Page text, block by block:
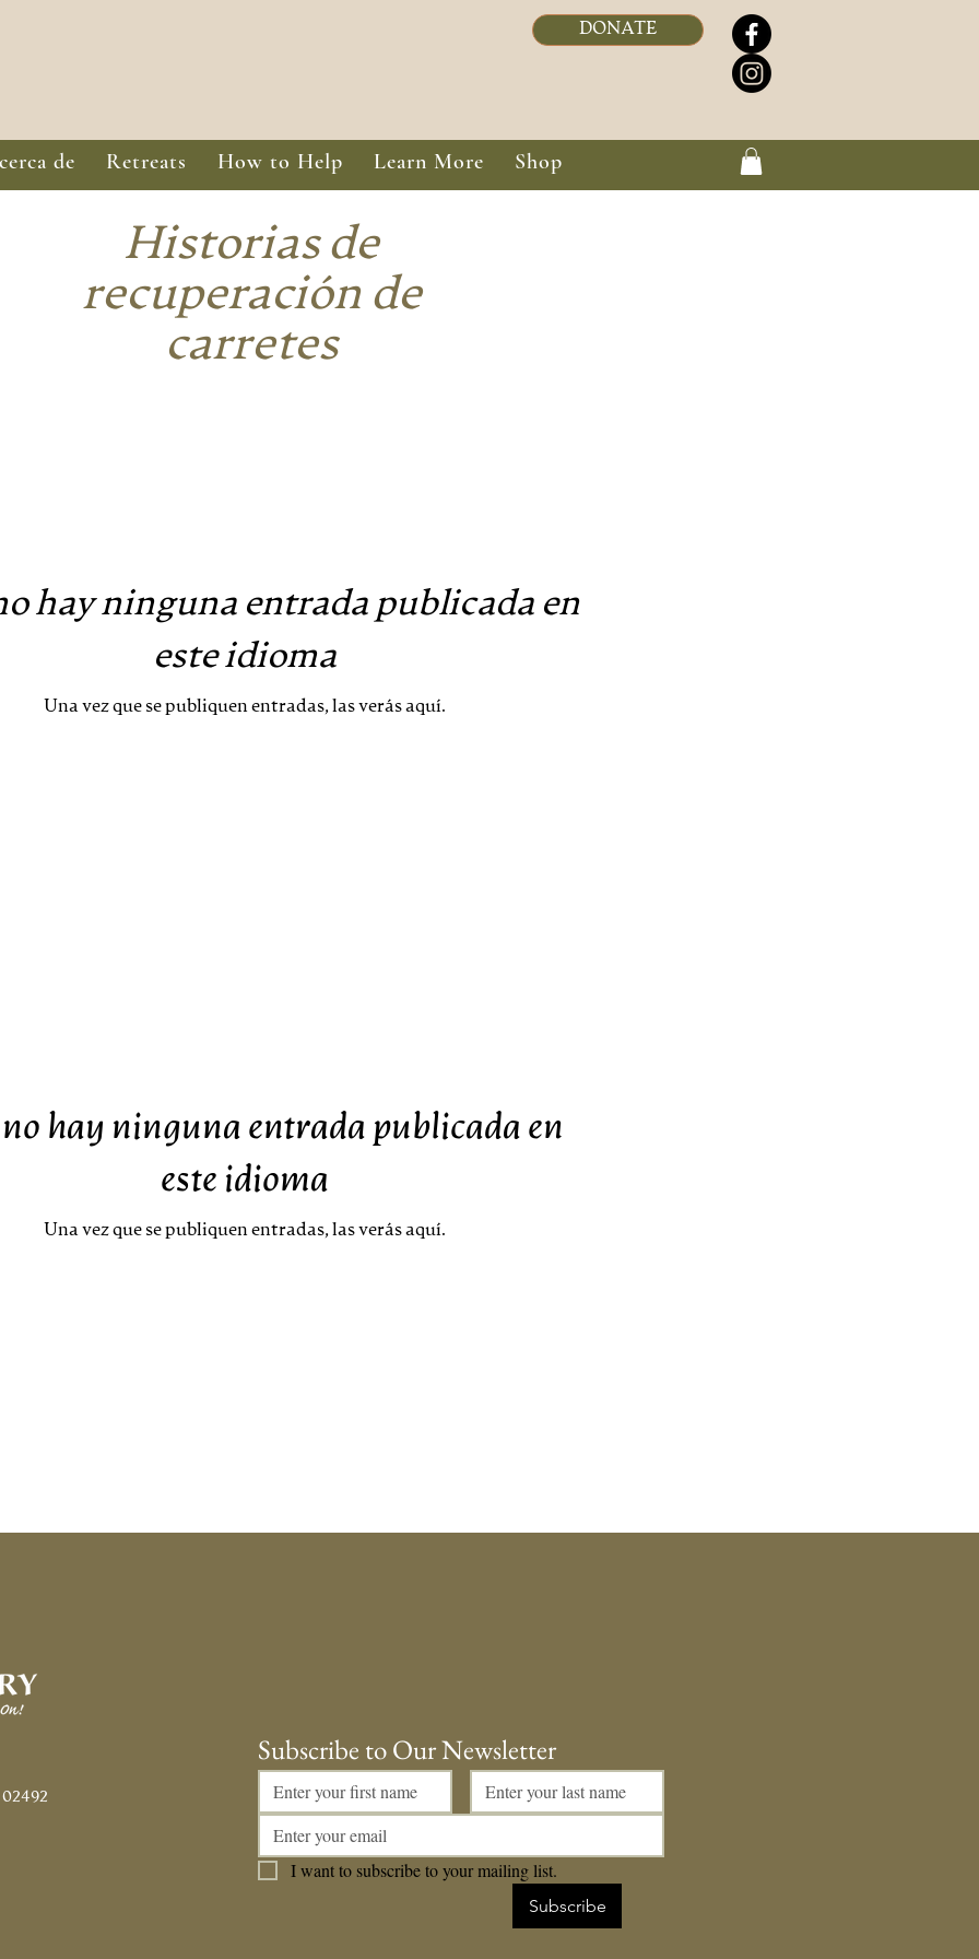
DONATE
de Retreats How to Help Learn More Shop
Historias de
recuperación de
carretes
hay ninguna entrada publicada en
este idioma
Una vez que se publiquen entradas, las verás aquí.
hay ninguna entrada publicada en
este idioma
Una vez que se publiquen entradas, las verás aquí.
02492
Subscribe to Our Newsletter
I want to subscribe to your mailing list.
Subscribe